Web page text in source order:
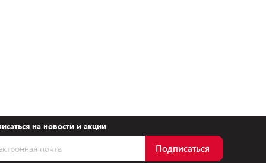
на новости и акции
Подписаться